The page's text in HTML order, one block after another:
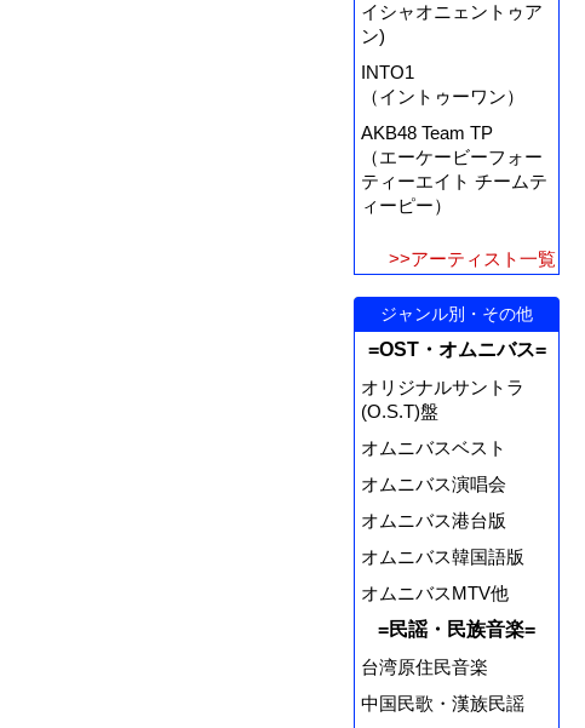
イシャオニェントゥア
ン)
INTO1
（イントゥーワン）
AKB48 Team TP
（エーケービーフォー
ティーエイト チームテ
ィーピー）
>>アーティスト一覧
ジャンル別・その他
=OST・オムニバス=
オリジナルサントラ
(O.S.T)盤
オムニバスベスト
オムニバス演唱会
オムニバス港台版
オムニバス韓国語版
オムニバスMTV他
=民謡・民族音楽=
台湾原住民音楽
中国民歌・漢族民謡